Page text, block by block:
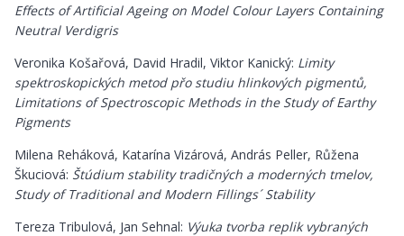
Effects of Artificial Ageing on Model Colour Layers Containing
Neutral Verdigris
Veronika Košařová, David Hradil, Viktor Kanický: Limity
spektroskopických metod přo studiu hlinkových pigmentů,
Limitations of Spectroscopic Methods in the Study of Earthy
Pigments
Milena Reháková, Katarína Vizárová, András Peller, Růžena
Škuciová: Štúdium stability tradičných a moderných tmelov,
Study of Traditional and Modern Fillings´ Stability
Tereza Tribulová, Jan Sehnal: Výuka tvorba replik vybraných